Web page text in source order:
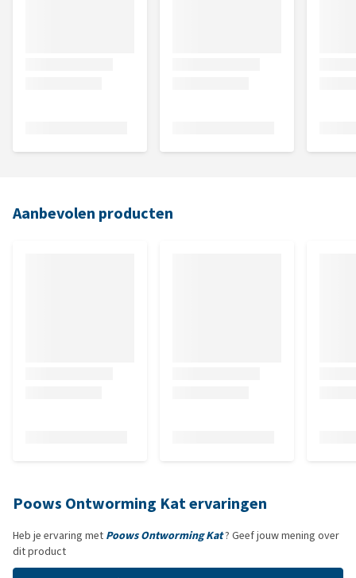
Aanbevolen producten
Poows Ontworming Kat ervaringen
Heb je ervaring met Poows Ontworming Kat? Geef jouw mening over
dit product